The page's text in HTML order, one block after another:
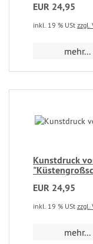
EUR 24,95
inkl. 19 % USt zzgl.
mehr...
Kunstdruck
EUR 24,95
inkl. 19 % USt zzgl.
mehr...